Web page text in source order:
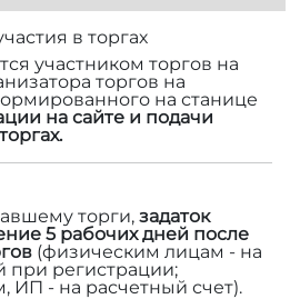
в торгах
участником торгов на
торгов на
на станице
на сайте и подачи
торги, задаток
5 рабочих дней после
(физическим лицам - на
при регистрации;
ИП - на расчетный счет).